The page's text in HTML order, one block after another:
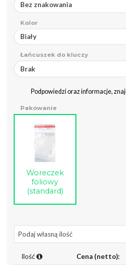
Bez znakowania
Kolor
Biały
Łańcuszek do kluczy
Brak
Podpowiedzi oraz informacje,
Pakowanie
Woreczek
foliowy
(standard)
Ilość Cena (netto):